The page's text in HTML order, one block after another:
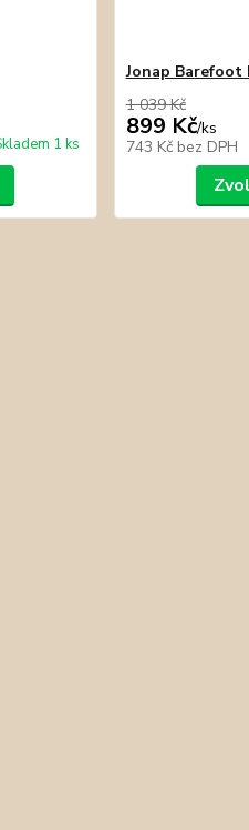
1 ks
Jonap Barefoot
1 039 Kč
899 Kč/ks
743 Kč bez DPH